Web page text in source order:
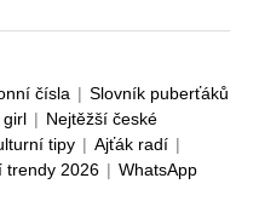
čísla | Slovník puberťáků
girl | Nejtěžší české
tipy | Ajťák radí |
trendy 2026 | WhatsApp